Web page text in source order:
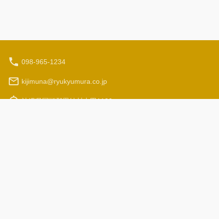
098-965-1234
kijimuna@ryukyumura.co.jp
沖縄県国頭郡恩納村山田1130